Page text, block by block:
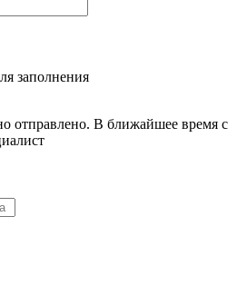
заполнения
отправлено. В ближайшее время с